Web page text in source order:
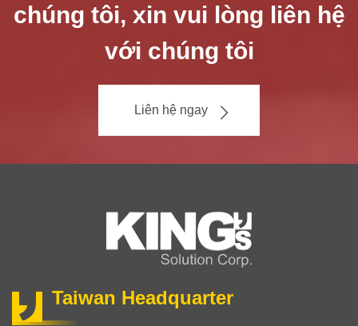
chúng tôi, xin vui lòng liên hệ
với chúng tôi
Liên hệ ngay
Taiwan Headquarter